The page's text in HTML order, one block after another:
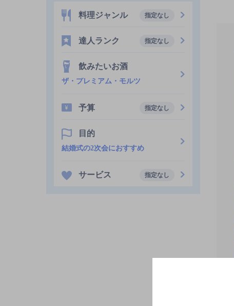
料理ジャンル 指定なし
達人ランク 指定なし
飲みたいお酒
ザ・プレミアム・モルツ
予算 指定なし
目的
結婚式の2次会におすすめ
サービス 指定なし